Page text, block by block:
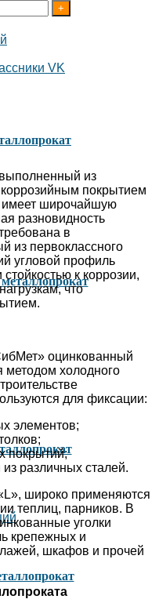
VK
из
покрытием
имеет широчайшую
разновидность
в
из первоклассного
угловой профиль
к коррозии,
что
оцинкованный
методом холодного
для фиксации:
элементов;
покрытий;
различных сталей.
широко применяются
теплиц, парников. В
уголки
крепежных и
шкафов и прочей